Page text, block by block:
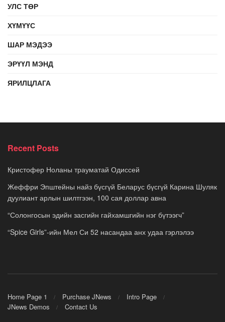
УЛС ТӨР
ХҮМҮҮС
ШАР МЭДЭЭ
ЭРҮҮЛ МЭНД
ЯРИЛЦЛАГА
Recent Posts
Кристофер Ноланы трауматай Одиссей
Жеффри Эпштейны найз бүсгүй Беларус бүсгүй Карина Шуляк
дуулиант арлын шилтгээн, 100 сая доллар авна
“Солонгосын эдийн засгийн гайхамшгийн нэг бүтээгч”
“Spice Girls”-ийн Мел Си 52 насандаа анх удаа гэрлэлээ
Home Page 1 Purchase JNews
Intro Page
JNews Demos
Contact Us